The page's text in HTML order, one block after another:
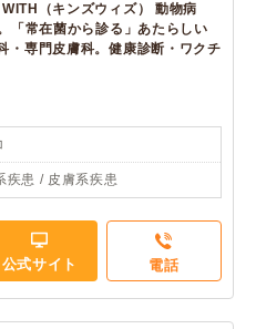
（キンズウィズ） 動物病
「常在菌から診る」あたらしい
・専門皮膚科。健康診断・ワクチ
疾患 / 皮膚系疾患
公式サイト 電話